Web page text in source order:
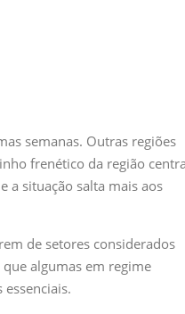
semanas. Outras regiões
frenético da região
a situação salta mais aos
de setores considerados
algumas em regime